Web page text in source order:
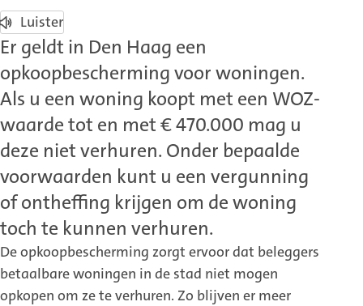
Luister
Er geldt in Den Haag een
opkoopbescherming voor woningen.
Als u een woning koopt met een WOZ-
waarde tot en met € 470.000 mag u
deze niet verhuren. Onder bepaalde
voorwaarden kunt u een vergunning
of ontheffing krijgen om de woning
toch te kunnen verhuren.
De opkoopbescherming zorgt ervoor dat beleggers
betaalbare woningen in de stad niet mogen
opkopen om ze te verhuren. Zo blijven er meer